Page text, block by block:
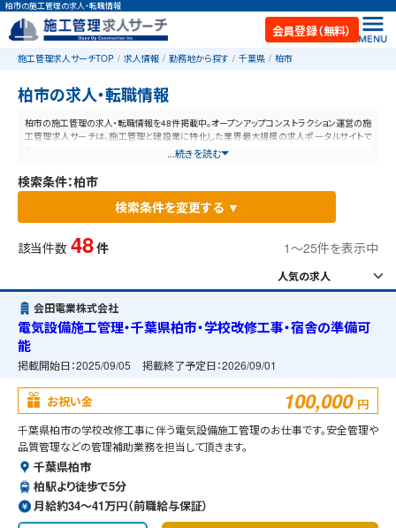
柏市の施工管理の求人・転職情報
会員登録（無料）
施工管理求人サーチTOP 求人情報 勤務地から探す 千葉県 柏市
柏市の求人・転職情報
柏市の施工管理の求人・転職情報を48件掲載中。オープンアップコンストラクション運営の施
工管理求人サーチは、施工管理と建設業に特化した業界最大規模の求人ポータルサイトで
...続きを読む
検索条件：柏市
検索条件を変更する ▼
該当件数 48 件 1〜25件を表示中
会田電業株式会社
電気設備施工管理・千葉県柏市・学校改修工事・宿舎の準備可
能
掲載開始日：2025/09/05 掲載終了予定日：2026/09/01
お祝い金 100,000 円
千葉県柏市の学校改修工事に伴う電気設備施工管理のお仕事です。安全管理や
品質管理などの管理補助業務を担当して頂きます。
千葉県柏市
柏駅より徒歩で5分
月給約34〜41万円（前職給与保証）